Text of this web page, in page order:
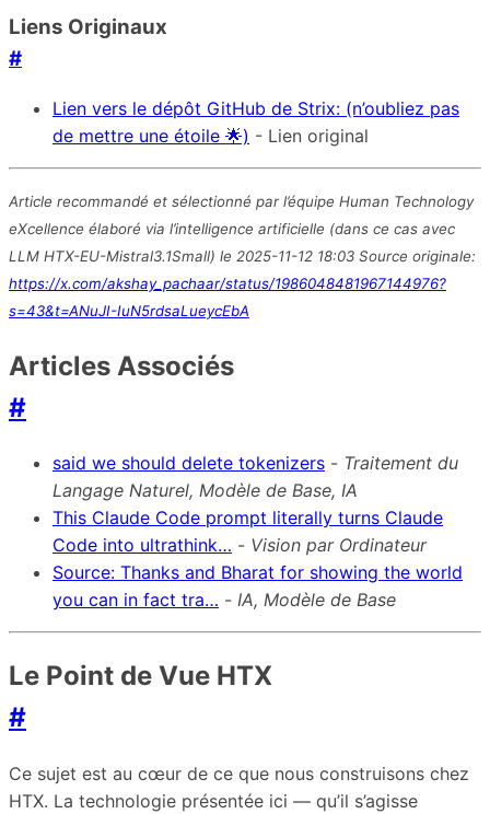
Liens Originaux
#
Lien vers le dépôt GitHub de Strix: (n’oubliez pas
de mettre une étoile 🌟) - Lien original
Article recommandé et sélectionné par l’équipe Human Technology
eXcellence élaboré via l’intelligence artificielle (dans ce cas avec
LLM HTX-EU-Mistral3.1Small) le 2025-11-12 18:03 Source originale:
https://x.com/akshay_pachaar/status/1986048481967144976?
s=43&t=ANuJI-IuN5rdsaLueycEbA
Articles Associés
#
said we should delete tokenizers - Traitement du
Langage Naturel, Modèle de Base, IA
This Claude Code prompt literally turns Claude
Code into ultrathink… - Vision par Ordinateur
Source: Thanks and Bharat for showing the world
you can in fact tra… - IA, Modèle de Base
Le Point de Vue HTX
#
Ce sujet est au cœur de ce que nous construisons chez
HTX. La technologie présentée ici — qu’il s’agisse